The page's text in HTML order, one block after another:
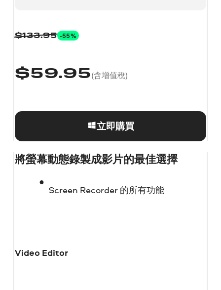
$133.95 -55%
$59.95(含增值稅)
立即購買
將螢幕動態錄製成影片的最佳選擇
Screen Recorder 的所有功能
Video Editor